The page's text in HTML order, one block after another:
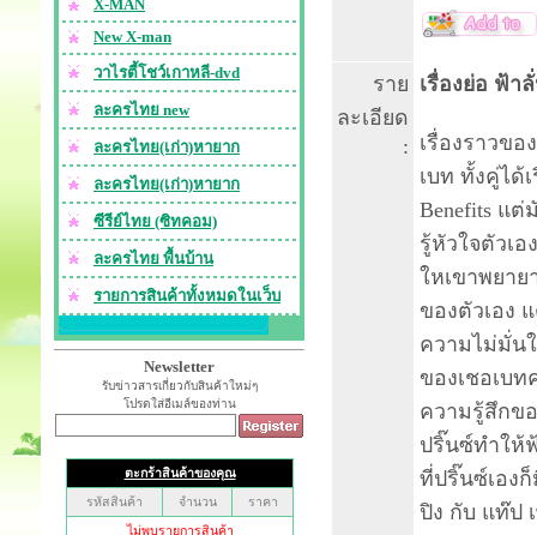
X-MAN
New X-man
วาไรตี้โชว์เกาหลี-dvd
ละครไทย new
ละครไทย(เก่า)หายาก
ละครไทย(เก่า)หายาก
ซีรีย์ไทย (ซิทคอม)
ละครไทย พื้นบ้าน
รายการสินค้าทั้งหมดในเว็บ
Newsletter
รับข่าวสารเกี่ยวกับสินค้าใหม่ๆ
โปรดใส่อีเมล์ของท่าน
ราย
ละเอียด
:
เรื่องย่อ ฟ้า
เรื่องราวข
เบท ทั้งคู่ได้
Benefits แ
รู้หัวใจตัวเ
ใหเขาพยา
ของตัวเอง
ความไม่มั่น
ของเชอเบ
ความรู้สึกข
ปริ๊นซ์ทำให้
ที่ปริ๊นซ์เอง
ปิง กับ แท๊ป